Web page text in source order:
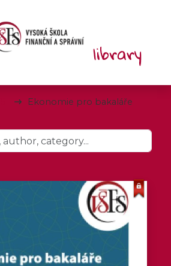
Ekonomie pro bakaláře